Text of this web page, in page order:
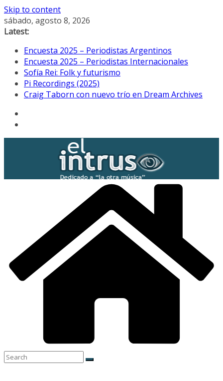
Skip to content
sábado, agosto 8, 2026
Latest:
Encuesta 2025 – Periodistas Argentinos
Encuesta 2025 – Periodistas Internacionales
Sofía Rei: Folk y futurismo
Pi Recordings (2025)
Craig Taborn con nuevo trío en Dream Archives